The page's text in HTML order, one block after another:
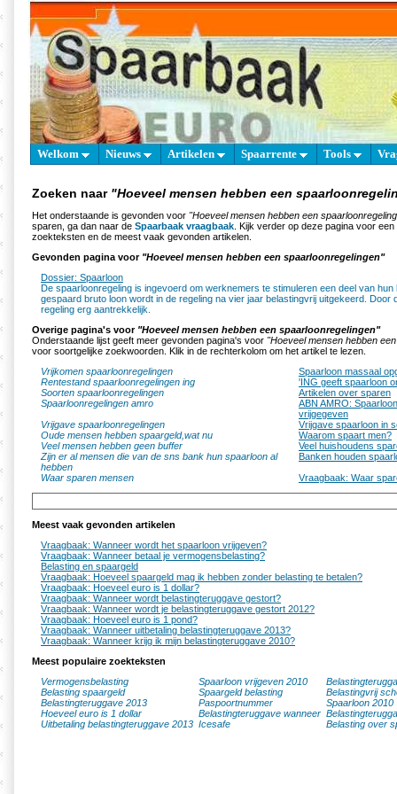
Welkom Nieuws Artikelen Spaarrente Tools
Zoeken naar "Hoeveel mensen hebben een
Het onderstaande is gevonden voor "Hoeveel mensen hebben een
sparen, ga dan naar de Spaarbaak vraagbaak . Kijk verder op deze pagina voor
zoekteksten en de meest vaak gevonden artikelen.
Gevonden pagina voor "Hoeveel mensen hebben een spaarloonregelingen"
Dossier: Spaarloon
De spaarloonregeling is ingevoerd om werknemers te stimuleren een deel van hun
gespaard bruto loon wordt in de regeling na vier jaar belastingvrij uitgekeerd. Door
regeling erg aantrekkelijk.
Overige pagina's voor "Hoeveel mensen hebben een spaarloonregelingen"
Onderstaande lijst geeft meer gevonden pagina's voor "Hoeveel mensen hebben
voor soortgelijke zoekwoorden. Klik in de rechterkolom om het artikel te lezen.
Vrijkomen spaarloonregelingen
Spaarloon massaal
Rentestand spaarloonregelingen ing
'ING geeft spaarloon
Soorten spaarloonregelingen
Artikelen over sparen
Spaarloonregelingen amro
ABN AMRO:
vrijgegeven
Vrijgave spaarloonregelingen
Vrijgave spaarloon in
Oude mensen hebben spaargeld,wat nu
Waarom spaart men?
Veel mensen hebben geen buffer
Veel huishoudens
Zijn er al mensen die van de sns bank hun spaarloon al
hebben
Banken houden
Waar sparen mensen
Vraagbaak: Waar
Meest vaak gevonden artikelen
Vraagbaak: Wanneer wordt het spaarloon vrijgeven?
Vraagbaak: Wanneer betaal je vermogensbelasting?
Belasting en spaargeld
Vraagbaak: Hoeveel spaargeld mag ik hebben zonder belasting te betalen?
Vraagbaak: Hoeveel euro is 1 dollar?
Vraagbaak: Wanneer wordt belastingteruggave gestort?
Vraagbaak: Wanneer wordt je belastingteruggave gestort 2012?
Vraagbaak: Hoeveel euro is 1 pond?
Vraagbaak: Wanneer uitbetaling belastingteruggave 2013?
Vraagbaak: Wanneer krijg ik mijn belastingteruggave 2010?
Meest populaire zoekteksten
Vermogensbelasting
Spaarloon vrijgeven 2010
Belasting spaargeld
Spaargeld belasting
Belastingvrij
Belastingteruggave 2013
Paspoortnummer
Spaarloon 2010
Hoeveel euro is 1 dollar
Belastingteruggave wanneer
Uitbetaling belastingteruggave 2013 Icesafe Belasting over